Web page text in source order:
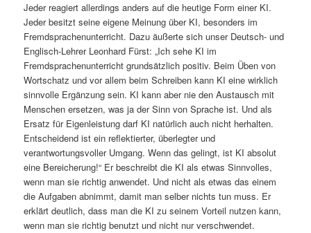
Jeder reagiert allerdings anders auf die heutige Form einer KI.
Jeder besitzt seine eigene Meinung über KI, besonders im
Fremdsprachenunterricht. Dazu äußerte sich unser Deutsch- und
Englisch-Lehrer Leonhard Fürst: „Ich sehe KI im
Fremdsprachenunterricht grundsätzlich positiv. Beim Üben von
Wortschatz und vor allem beim Schreiben kann KI eine wirklich
sinnvolle Ergänzung sein. KI kann aber nie den Austausch mit
Menschen ersetzen, was ja der Sinn von Sprache ist. Und als
Ersatz für Eigenleistung darf KI natürlich auch nicht herhalten.
Entscheidend ist ein reflektierter, überlegter und
verantwortungsvoller Umgang. Wenn das gelingt, ist KI absolut
eine Bereicherung!“ Er beschreibt die KI als etwas Sinnvolles,
wenn man sie richtig anwendet. Und nicht als etwas das einem
die Aufgaben abnimmt, damit man selber nichts tun muss. Er
erklärt deutlich, dass man die KI zu seinem Vorteil nutzen kann,
wenn man sie richtig benutzt und nicht nur verschwendet.